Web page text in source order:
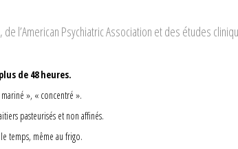
l’American Psychiatric Association et des études
de 48 heures.
», « concentré ».
pasteurisés et non affinés.
le temps, même au frigo.